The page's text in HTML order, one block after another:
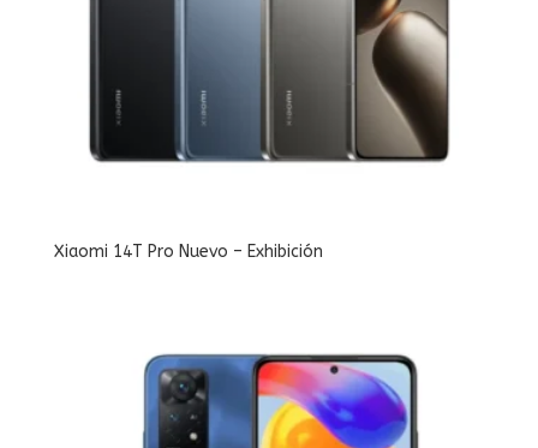
Xiaomi 14T Pro Nuevo – Exhibición